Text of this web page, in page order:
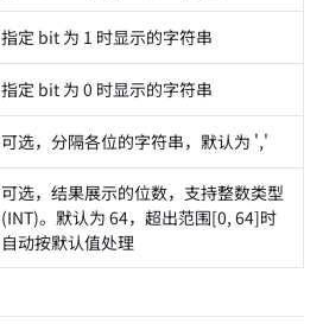
指定 bit 为 1 时显示的字符串
指定 bit 为 0 时显示的字符串
可选，分隔各位的字符串，默认为 ','
可选，结果展示的位数，支持整数类型
(INT)。默认为 64，超出范围[0, 64]时
自动按默认值处理